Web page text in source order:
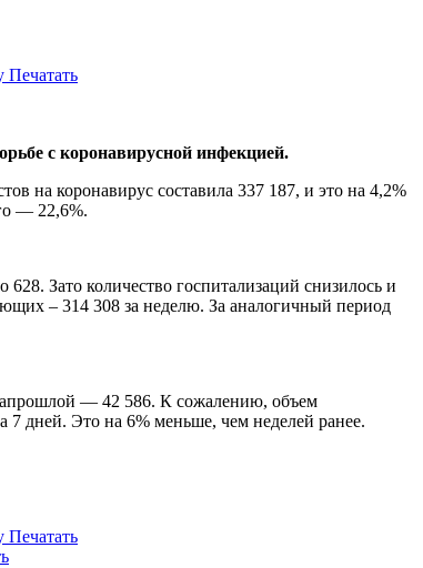
Печатать
с коронавирусной инфекцией.
на коронавирус составила 337 187, и это на 4,2%
— 22,6%.
Зато количество госпитализаций снизилось и
– 314 308 за неделю. За аналогичный период
— 42 586. К сожалению, объем
дней. Это на 6% меньше, чем неделей ранее.
Печатать